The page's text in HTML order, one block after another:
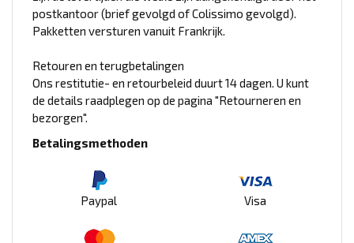
postkantoor (brief gevolgd of Colissimo gevolgd).
Pakketten versturen vanuit Frankrijk.
Retouren en terugbetalingen
Ons restitutie- en retourbeleid duurt 14 dagen. U kunt
de details raadplegen op de pagina "Retourneren en
bezorgen".
Betalingsmethoden
Paypal Visa